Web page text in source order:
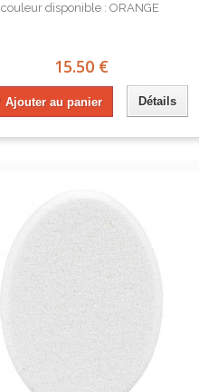
couleur disponible : ORANGE
15.50 €
Ajouter au panier Détails